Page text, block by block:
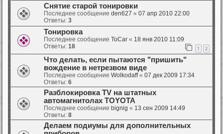
Снятие старой тонировки
Последнее сообщение den627 « 07 апр 2010 22:00
Ответы: 3
Тонировка
Последнее сообщение ToCar « 18 янв 2010 11:09
Ответы: 18 1 2
Что делать, если пытаются "пришить"
вождение в нетрезвом виде
Последнее сообщение Wolkodaff« 07 дек 2009 17:34
Ответы: 6
Разблокировка TV на штатных
автомагнитолах TOYOTA
Последнее сообщение bignig « 13 сен 2009 14:49
Ответы: 8
Делаем подиумы для дополнительных